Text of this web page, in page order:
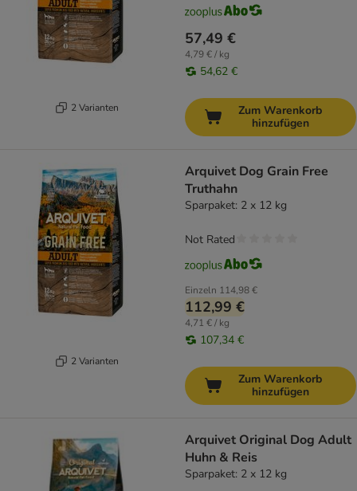
2 Varianten
57,49 €
4,79 € / kg
54,62 €
Zum Warenkorb
hinzufügen
2 Varianten
Arquivet Dog Grain Free
Truthahn
Sparpaket: 2 x 12 kg
Einzeln 114,98 €
112,99 €
4,71 € / kg
107,34 €
Not Rated
Zum Warenkorb
hinzufügen
Arquivet Original Dog Adult
Huhn & Reis
Sparpaket: 2 x 12 kg